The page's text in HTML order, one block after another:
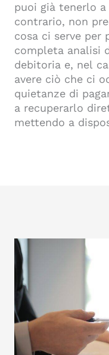
puoi già tenerlo
contrario, non
cosa ci serve per
completa analisi
debitoria e, nel
avere ciò che ci
quietanze di
a recuperarlo
mettendo a